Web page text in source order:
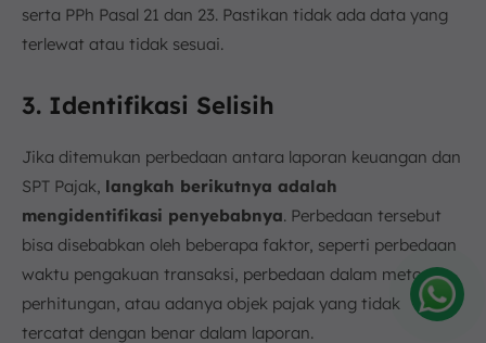
serta PPh Pasal 21 dan 23. Pastikan tidak ada data yang
terlewat atau tidak sesuai.
3. Identifikasi Selisih
Jika ditemukan perbedaan antara laporan keuangan dan
SPT Pajak, langkah berikutnya adalah
mengidentifikasi penyebabnya. Perbedaan tersebut
bisa disebabkan oleh beberapa faktor, seperti perbedaan
waktu pengakuan transaksi, perbedaan dalam metode
perhitungan, atau adanya objek pajak yang tidak
tercatat dengan benar dalam laporan.